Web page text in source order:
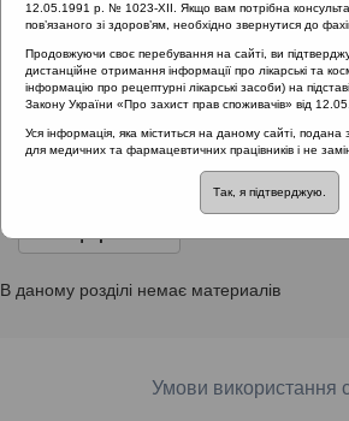
21.02.2019
Гострий риносинусит та
позицій Icpc-2. Львів
Назофарингіт
В даному розділі немає материалів
Умови використання
12.05.1991 р. № 1023-XII. Якщо вам потрібна
пов’язаного зі здоров’ям, необхідно звернутися до
Продовжуючи своє перебування на сайті, ви
дистанційне отримання інформації про лікарські та
інформацію про рецептурні лікарські засоби) на
Закону України «Про захист прав споживачів» від
Уся інформація, яка міститься на даному сайті,
для медичних та фармацевтичних працівників і не
Так, я підтверджую.